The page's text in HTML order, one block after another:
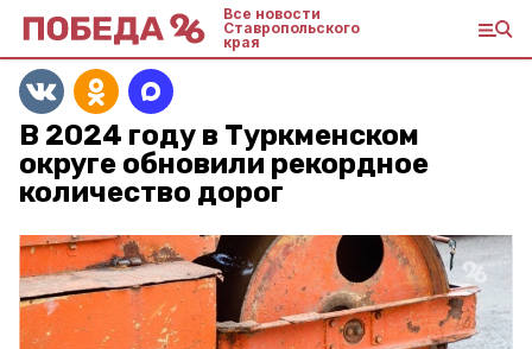
Все новости
Ставропольского
края
В 2024 году в Туркменском
округе обновили рекордное
количество дорог